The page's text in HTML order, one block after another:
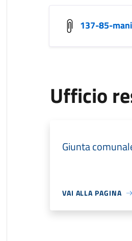
137-85-
Ufficio
Giunta
VAI ALLA PAGINA